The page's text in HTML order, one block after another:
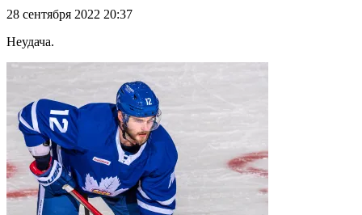
28 сентября 2022 20:37
Неудача.